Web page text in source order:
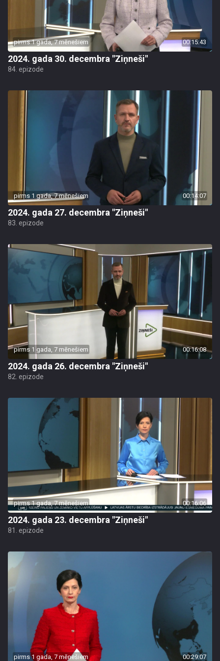
pirms 1 gada, 7 mēnešiem 00:15:43
2024. gada 30. decembra "Ziņneši"
84. epizode
pirms 1 gada, 7 mēnešiem 00:14:07
2024. gada 27. decembra "Ziņneši"
83. epizode
pirms 1 gada, 7 mēnešiem 00:16:08
2024. gada 26. decembra "Ziņneši"
82. epizode
pirms 1 gada, 7 mēnešiem 00:16:06
2024. gada 23. decembra "Ziņneši"
81. epizode
pirms 1 gada, 7 mēnešiem 00:29:07